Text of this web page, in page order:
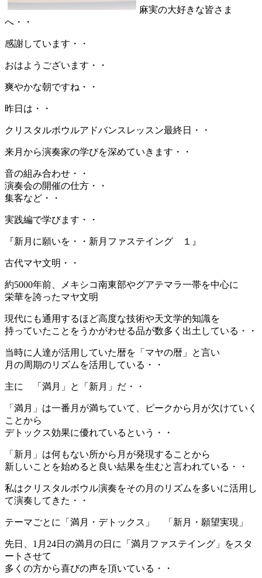
麻実の大好きな皆さま
へ・・
感謝しています・・
おはようございます・・
爽やかな朝ですね・・
昨日は・・
クリスタルボウルアドバンスレッスン最終日・・
来月から演奏家の学びを深めていきます・・
音の組み合わせ・・
演奏会の開催の仕方・・
集客など・・
実践編で学びます・・
『新月に願いを・・新月ファステイング １』
古代マヤ文明・・
約5000年前、メキシコ南東部やグアテマラ一帯を中心に
栄華を誇ったマヤ文明
現代にも通用するほど高度な技術や天文学的知識を
持っていたことをうかがわせる品が数多く出土している・・
当時に人達が活用していた暦を「マヤの暦」と言い
月の周期のリズムを活用している・・
主に 「満月」と「新月」だ・・
「満月」は一番月が満ちていて、ピークから月が欠けていく
ことから
デトックス効果に優れているという・・
「新月」は何もない所から月が発現することから
新しいことを始めると良い結果を生むと言われている・・
私はクリスタルボウル演奏をその月のリズムを多いに活用し
て演奏してきた・・
テーマごとに「満月・デトックス」 「新月・願望実現」
先日、1月24日の満月の日に「満月ファステイング」をスタ
ートさせて
多くの方から喜びの声を頂いている・・